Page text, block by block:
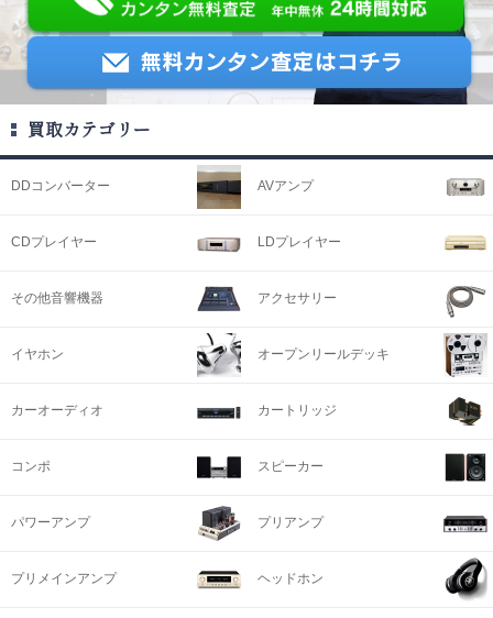
買取カテゴリー
DDコンバーター AVアンプ
CDプレイヤー LDプレイヤー
その他音響機器 アクセサリー
イヤホン オープンリールデッキ
カーオーディオ カートリッジ
コンポ スピーカー
パワーアンプ プリアンプ
プリメインアンプ ヘッドホン